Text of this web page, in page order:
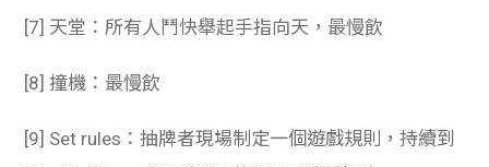
[7] 天堂：所有人鬥快舉起手指向天，最慢飲
[8] 撞機：最慢飲
[9] Set rules：抽牌者現場制定一個遊戲規則，持續到